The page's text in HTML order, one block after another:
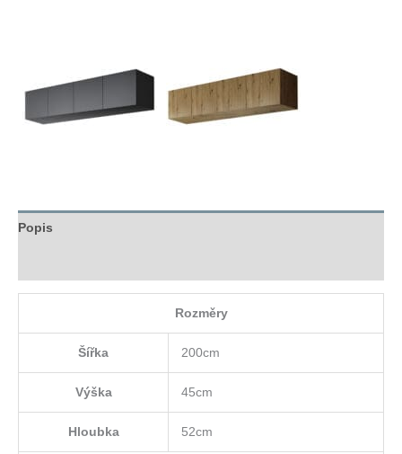
Popis
Rozměry
Šířka 200cm
Výška 45cm
Hloubka 52cm